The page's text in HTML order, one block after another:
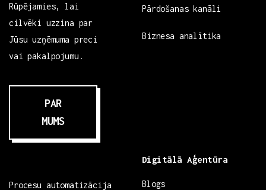
Rūpējamies, lai
cilvēki uzzina par
Jūsu uzņēmuma preci
vai pakalpojumu.
PAR
MUMS
Pārdošanas kanāli
Biznesa analītika
Procesu automatizācija
Digitālā Aģentūra
Blogs